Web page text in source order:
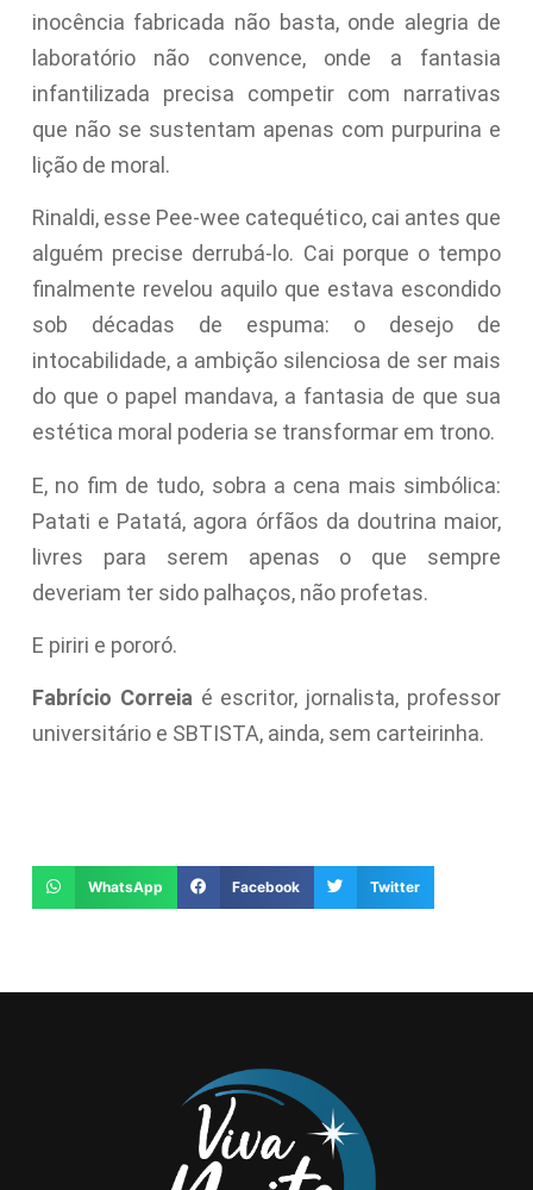
inocência fabricada não basta, onde alegria de
laboratório não convence, onde a fantasia
infantilizada precisa competir com narrativas
que não se sustentam apenas com purpurina e
lição de moral.
Rinaldi, esse Pee-wee catequético, cai antes que
alguém precise derrubá-lo. Cai porque o tempo
finalmente revelou aquilo que estava escondido
sob décadas de espuma: o desejo de
intocabilidade, a ambição silenciosa de ser mais
do que o papel mandava, a fantasia de que sua
estética moral poderia se transformar em trono.
E, no fim de tudo, sobra a cena mais simbólica:
Patati e Patatá, agora órfãos da doutrina maior,
livres para serem apenas o que sempre
deveriam ter sido palhaços, não profetas.
E piriri e pororó.
Fabrício Correiaé escritor, jornalista, professor
universitário e SBTISTA, ainda, sem carteirinha.
WhatsApp Facebook Twitter